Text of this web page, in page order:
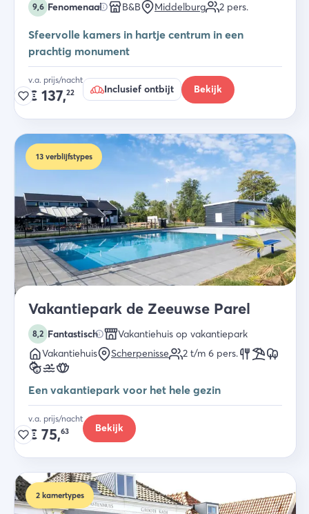
9,6 Fenomenaal B&B Middelburg 2 pers.
Sfeervolle kamers in hartje centrum in een
prachtig monument
v.a. prijs/nacht
€ 137,22 Inclusief ontbijt Bekijk
13 verblijfstypes
Vakantiepark de Zeeuwse Parel
8,2 Fantastisch
Vakantiehuis op vakantiepark
Vakantiehuis
Scherpenisse 2 t/m 6 pers.
Een vakantiepark voor het hele gezin
v.a. prijs/nacht
€ 75,63 Bekijk
2 kamertypes